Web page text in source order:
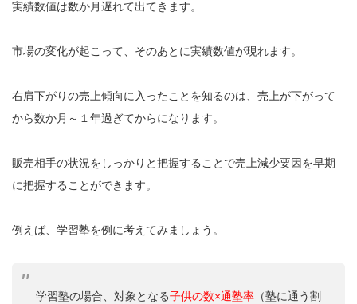
実績数値は数か月遅れて出てきます。
市場の変化が起こって、そのあとに実績数値が現れます。
右肩下がりの売上傾向に入ったことを知るのは、売上が下がって
から数か月～１年過ぎてからになります。
販売相手の状況をしっかりと把握することで売上減少要因を早期
に把握することができます。
例えば、学習塾を例に考えてみましょう。
学習塾の場合、対象となる子供の数×通塾率 （塾に通う割